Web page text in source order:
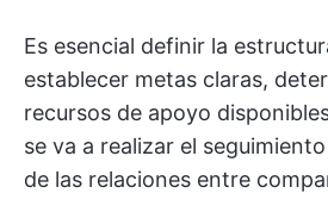
Es esencial definir la
establecer metas claras,
recursos de apoyo
se va a realizar el
de las relaciones entre